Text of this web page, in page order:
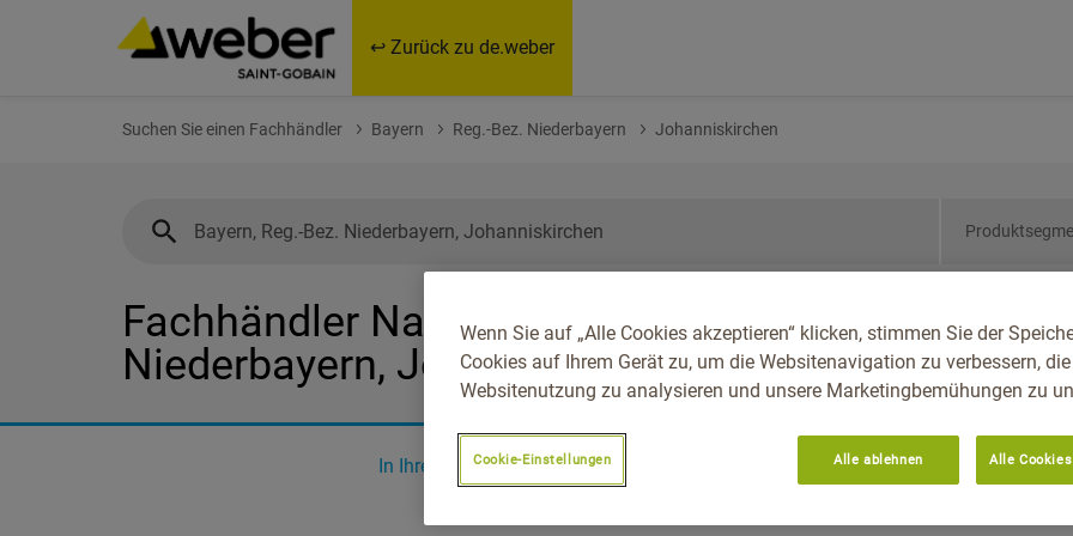
↩ Zurück zu de.weber
Suchen Sie einen Fachhändler Bayern Reg.-Bez. Niederbayern Johanniskirchen
Fachhändler Nahe Bayern, Reg.-Bez.
Niederbayern, Johanniskirchen
In Ihrer Nähe 0
Wenn Sie auf „Alle Cookies akzeptieren“ klicken, stimmen Sie der
Cookies auf Ihrem Gerät zu, um die Websitenavigation zu verbessern, die
Websitenutzung zu analysieren und unsere Marketingbemühungen zu
Cookie-Einstellungen Alle ablehnen Alle